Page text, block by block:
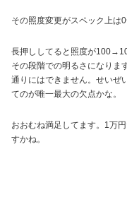
その照度変更がスペック上は
長押ししてると照度が
その段階での明るさになりま
通りにはできません。せいぜ
てのが唯一最大の欠点かな。
おおむね満足してます。1万
すかね。